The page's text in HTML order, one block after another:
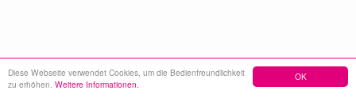
OK
Diese Webseite verwendet Cookies, um die Bedienfreundlichkeit
zu erhöhen. Weitere Informationen.